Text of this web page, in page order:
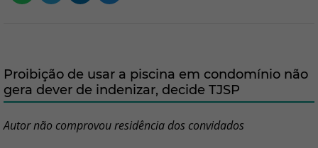
Proibição de usar a piscina em condomínio não
gera dever de indenizar, decide TJSP
Autor não comprovou residência dos convidados